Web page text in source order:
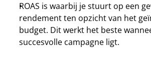
ROAS is waarbij je stuurt op een
rendement ten opzicht van het
budget. Dit werkt het beste
succesvolle campagne ligt.